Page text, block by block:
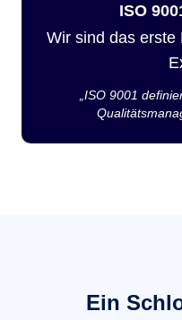
ISO
Wir sind das erste
„ISO 9001
Ein